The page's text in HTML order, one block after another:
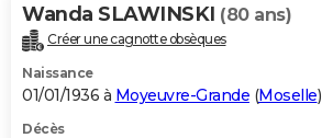
Bricolage
Lifestyle
Culture
Sport
Auto
Television
Voyage
Cinema
Wanda SLAWINSKI (80 ans)
Créer une cagnotte obsèques
Naissance
01/01/1936 à Moyeuvre-Grande (Moselle)
Décès